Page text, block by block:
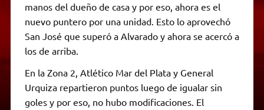
manos del dueño de casa y por eso, ahora es el
nuevo puntero por una unidad. Esto lo aprovechó
San José que superó a Alvarado y ahora se acercó a
los de arriba.
En la Zona 2, Atlético Mar del Plata y General
Urquiza repartieron puntos luego de igualar sin
goles y por eso, no hubo modificaciones. El